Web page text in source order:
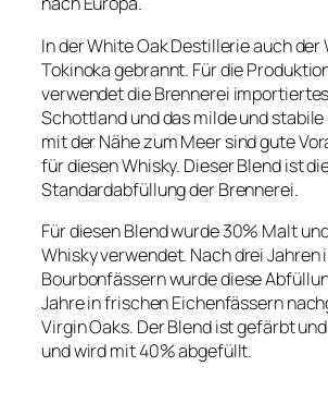
In der White Oak Destillerie auch der
Tokinoka gebrannt. Für die
verwendet die Brennerei
Schottland und das milde und stabile
mit der Nähe zum Meer sind gute
für diesen Whisky. Dieser Blend ist
Standardabfüllung der Brennerei.
Für diesen Blend wurde 30% Malt
Whisky verwendet. Nach drei Jahren
Bourbonfässern wurde diese
Jahre in frischen Eichenfässern
Virgin Oaks. Der Blend ist gefärbt
und wird mit 40% abgefüllt.